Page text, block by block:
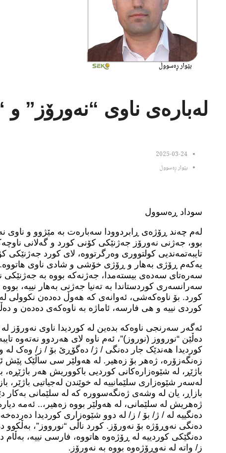
لەبارەی ناوی “نەورۆز” و
2025-03-24
بێوار ڕەسوول
سوداد ڕەسوول
لەم چەند ڕۆژەی ڕابردوودا سەبارەت بە مێژوو و ناوی
بوو، جەژنی نەورۆز جەژنێکی کۆنی کورد و گەلانی
تایبەتمەندیی کولتووری وەرگرتووە، لای کورد
یەکەم ڕۆژی بەهار و ڕۆژی خۆشی و شادی ناوی هاتووە.
سەرەتای سەدەی بیستەمدا، جەژنەکە بووە بە جەژنێکی
سەرانسەری کوردستاندا بە تەنیا جەژنی بەهار نییە،
کورد. بۆ ناوەکەشی، ئەوانەی کە هەوڵ دەدەن نکوولی
کوردی نییە و هی فارسە، ئاماژە بە ناوەکەی دەدەن و
ئەگەر سەرنجی ناوەکە بدەین لە کوردیدا ناوی نەورۆز لە
دەڵێن “نورووز (نوروز)”، ئەم ناوە لای هەردوو نەتەوە
کوردیدا هەندێک جار دەنگی / ژ/ دەگۆڕێ بۆ / ز/ وەک لە
زەنگەزۆرە، ژەهر بۆ زەهیر. لە هەولێر سی ساڵێک پێش
باژێڕ، لە شێوەزارەکانی کوردیی باکووریش هەر باژێڕە،
لەسەر شێوەزاری سلێمانییە لە خوێندن لەجیاتیی باژێر،
بازاڕ، یان لە وشەی ژەنگەسوورە کە لە سلێمانی بەکار
ژەهریش لە سلێمانی، لە هەولێر بووە زەهیر،.. ئەمە
دەنگییە لە / ژ/ بۆ / ز/ لە دوو شێوەزاری کوردیدا
دەنگی نەوڕۆژە بۆ نەورۆز. کورد ناڵی “نورووز”،
دەنگێکی کوردییە لە ڕۆژەوە هاتووە، فارسی نییە،
ز/ واتە لە نەوڕۆژەوە بووە بە نەورۆز.